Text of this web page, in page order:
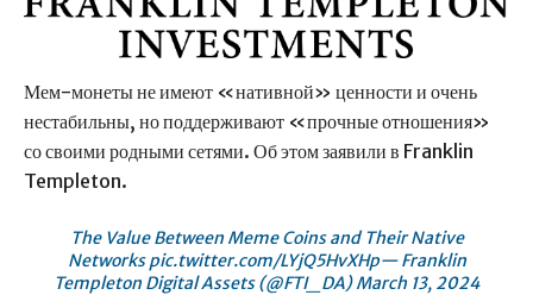
Мем-монеты не имеют «нативной» ценности и очень
нестабильны, но поддерживают «прочные отношения»
со своими родными сетями. Об этом заявили в Franklin
Templeton.
The Value Between Meme Coins and Their Native
Networks pic.twitter.com/LYjQ5HvXHp— Franklin
Templeton Digital Assets (@FTI_DA) March 13, 2024